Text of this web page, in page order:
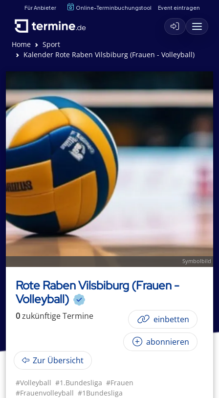
Für Anbieter Online-Terminbuchungstool Event eintragen
Home
Sport
Kalender Rote Raben Vilsbiburg (Frauen - Volleyball)
Symbolbild
Rote Raben Vilsbiburg (Frauen -
Volleyball)
0zukünftigeTermine einbetten
abonnieren
Zur Übersicht
#Volleyball #1.Bundesliga #Frauen
#Frauenvolleyball #1Bundesliga